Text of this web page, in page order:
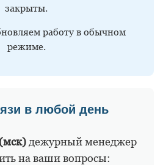
закрыты.
работу в обычном
режиме.
в любой день
дежурный менеджер
на ваши вопросы: